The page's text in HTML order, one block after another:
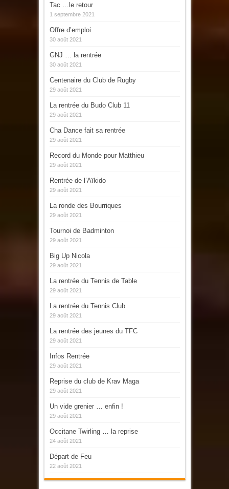
Tac …le retour
1 septembre 2021
Offre d’emploi
30 août 2021
GNJ … la rentrée
30 août 2021
Centenaire du Club de Rugby
29 août 2021
La rentrée du Budo Club 11
29 août 2021
Cha Dance fait sa rentrée
29 août 2021
Record du Monde pour Matthieu
29 août 2021
Rentrée de l’Aïkido
29 août 2021
La ronde des Bourriques
29 août 2021
Tournoi de Badminton
29 août 2021
Big Up Nicola
29 août 2021
La rentrée du Tennis de Table
29 août 2021
La rentrée du Tennis Club
29 août 2021
La rentrée des jeunes du TFC
29 août 2021
Infos Rentrée
29 août 2021
Reprise du club de Krav Maga
29 août 2021
Un vide grenier … enfin !
29 août 2021
Occitane Twirling … la reprise
24 août 2021
Départ de Feu
22 août 2021